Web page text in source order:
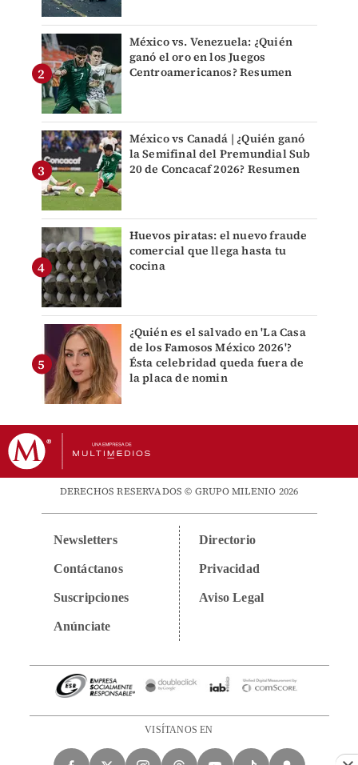
México vs. Venezuela: ¿Quién
ganó el oro en los Juegos
Centroamericanos? Resumen
México vs Canadá | ¿Quién ganó
la Semifinal del Premundial Sub
20 de Concacaf 2026? Resumen
Huevos piratas: el nuevo fraude
comercial que llega hasta tu
cocina
¿Quién es el salvado en 'La Casa
de los Famosos México 2026'?
Ésta celebridad queda fuera de
la placa de nomin
DERECHOS RESERVADOS © GRUPO MILENIO 2026
Newsletters
Contáctanos
Suscripciones
Anúnciate
Directorio
Privacidad
Aviso Legal
VISÍTANOS EN